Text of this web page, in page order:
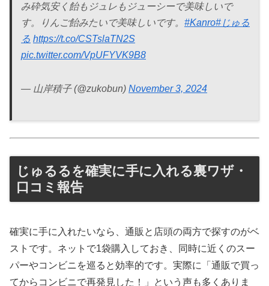
み砕気安く飴もジュレもジューシーで美味しいで
す。りんご飴みたいで美味しいです。 #Kanro#じゅる
る https://t.co/CSTslaTN2S
pic.twitter.com/VpUFYVK9B8
— 山岸積子 (@zukobun) November 3, 2024
じゅるるを確実に手に入れる裏ワザ・
口コミ報告
確実に手に入れたいなら、通販と店頭の両方で探すのがベ
ストです。ネットで1袋購入しておき、同時に近くのスー
パーやコンビニを巡ると効率的です。実際に「通販で買っ
てからコンビニで再発見した！」という声も多くありま